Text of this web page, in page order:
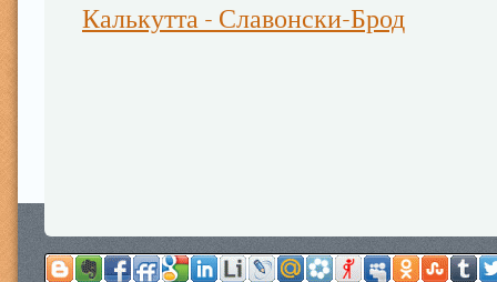
Калькутта - Славонски-Брод